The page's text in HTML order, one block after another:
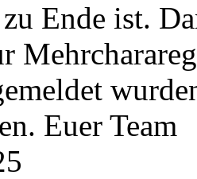
Ende ist.
Euer Team